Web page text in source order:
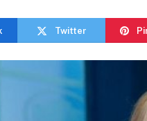
Twitter